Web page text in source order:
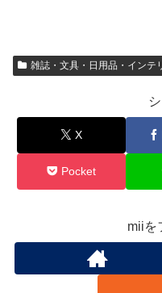
雑誌・文具・日用品・インテ
X
Pocket
miiを